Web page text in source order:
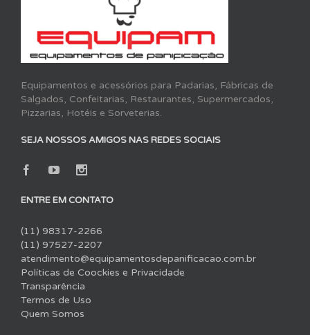
Equipamentos e acessórios para Padarias, Fábricas de
Salgados, Confeitarias, Restaurantes, Supermercados,
Pizzarias, Hotéis e Sorveterias.
SEJA NOSSOS AMIGOS NAS REDES SOCIAIS
ENTRE EM CONTATO
(11) 98317-2266
(11) 97527-2207
atendimento@equipamentosdepanificacao.com.br
Políticas de Coockies e Privacidade
Transparência
Termos de Uso
Quem Somos